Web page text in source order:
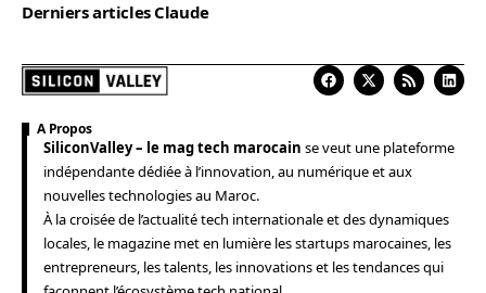
Derniers articles Claude
A Propos
SiliconValley – le mag tech marocain se veut une plateforme
indépendante dédiée à l’innovation, au numérique et aux
nouvelles technologies au Maroc.
À la croisée de l’actualité tech internationale et des dynamiques
locales, le magazine met en lumière les startups marocaines, les
entrepreneurs, les talents, les innovations et les tendances qui